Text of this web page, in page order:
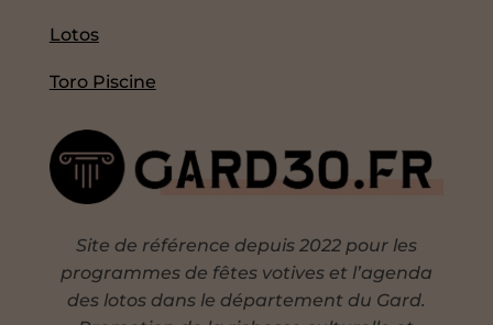
Lotos
Toro Piscine
Site de référence depuis 2022 pour les
programmes de fêtes votives et l’agenda
des lotos dans le département du Gard.